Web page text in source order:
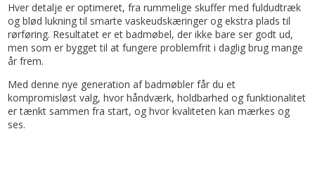
Hver detalje er optimeret, fra rummelige skuffer med fuldudtræk
og blød lukning til smarte vaskeudskæringer og ekstra plads til
rørføring. Resultatet er et badmøbel, der ikke bare ser godt ud,
men som er bygget til at fungere problemfrit i daglig brug mange
år frem.
Med denne nye generation af badmøbler får du et
kompromisløst valg, hvor håndværk, holdbarhed og funktionalitet
er tænkt sammen fra start, og hvor kvaliteten kan mærkes og
ses.